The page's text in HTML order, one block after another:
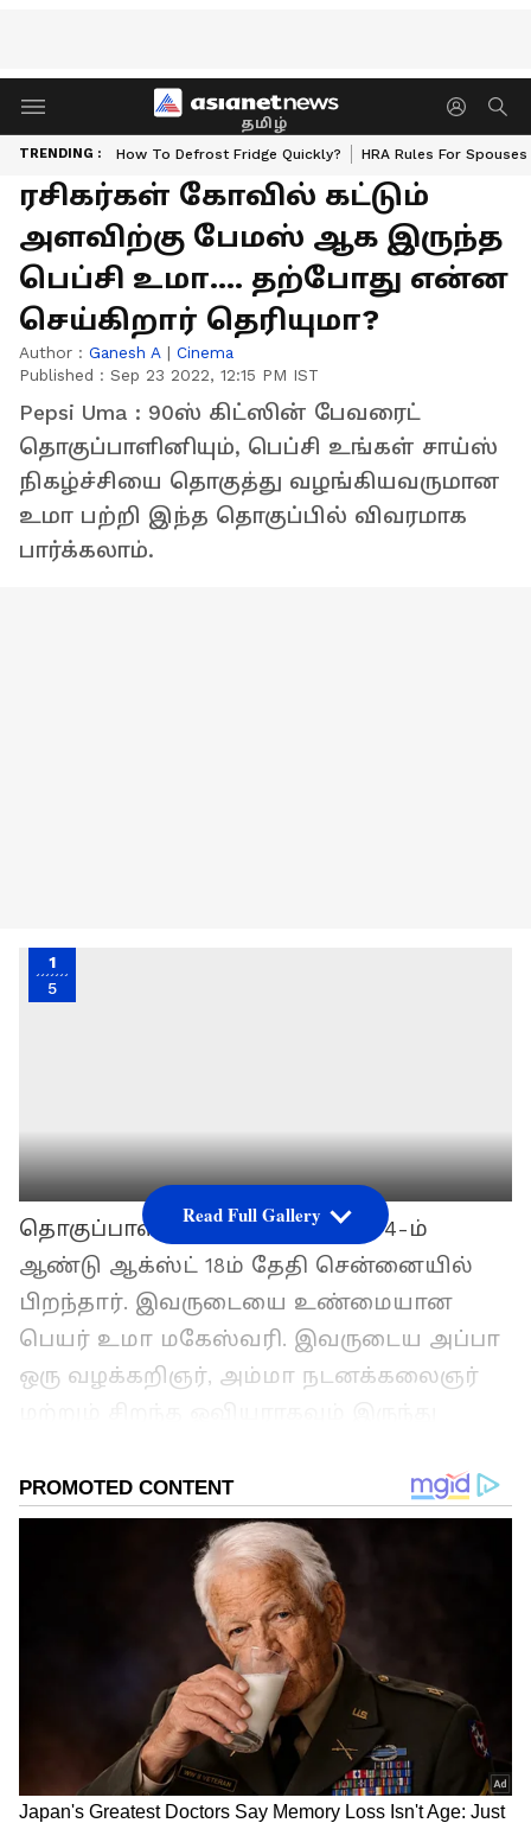
தமிழ்
TRENDING : How To Defrost Fridge Quickly? HRA Rules For Spouses
ரசிகர்கள் கோவில் கட்டும்
அளவிற்கு பேமஸ் ஆக இருந்த
பெப்சி உமா.... தற்போது என்ன
செய்கிறார் தெரியுமா?
Author : Ganesh A | Cinema
Published : Sep 23 2022, 12:15 PM IST
Pepsi Uma : 90ஸ் கிட்ஸின் பேவரைட்
தொகுப்பாளினியும், பெப்சி உங்கள் சாய்ஸ்
நிகழ்ச்சியை தொகுத்து வழங்கியவருமான
உமா பற்றி இந்த தொகுப்பில் விவரமாக
பார்க்கலாம்.
1
5
தொகுப்பாளினி பெப்சி உமா, 1974-ம்
ஆண்டு ஆக்ஸ்ட் 18ம் தேதி சென்னையில்
பிறந்தார். இவருடையை உண்மையான
பெயர் உமா மகேஸ்வரி. இவருடைய அப்பா
ஒரு வழக்கறிஞர், அம்மா நடனக்கலைஞர்
படித்த இவர், 12-ம் வகுப்பு படிக்கும்போதே
தொகுப்பாளினியாக அறிமுகமாகிவிட்டார்.
இவர் முதன்முதலில் தூர்தர்ஷனில்
ஒளிபரப்பான வாங்க பழகலாம் நிகழ்ச்சி
மூலம் தனது பயணத்தை தொடங்கினார்.
இந்த நிகழ்ச்சி 100 எபிசோடுகளை தாண்டி
வெற்றிகரமாக ஒளிபரப்பான சமயத்தில்
தான் அவருக்கு பெப்சி உங்கள் சாய்ஸ்
நிகழ்ச்சியை தொகுத்து வழங்க வாய்ப்பு
Read Full Gallery